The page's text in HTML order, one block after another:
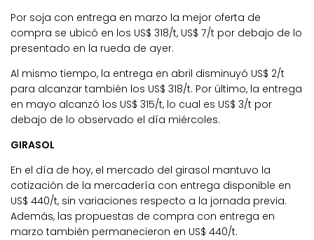
Por soja con entrega en marzo la mejor oferta de
compra se ubicó en los US$ 318/t, US$ 7/t por debajo de lo
presentado en la rueda de ayer.
Al mismo tiempo, la entrega en abril disminuyó US$ 2/t
para alcanzar también los US$ 318/t. Por último, la entrega
en mayo alcanzó los US$ 315/t, lo cual es US$ 3/t por
debajo de lo observado el día miércoles.
GIRASOL
En el día de hoy, el mercado del girasol mantuvo la
cotización de la mercadería con entrega disponible en
US$ 440/t, sin variaciones respecto a la jornada previa.
Además, las propuestas de compra con entrega en
marzo también permanecieron en US$ 440/t.